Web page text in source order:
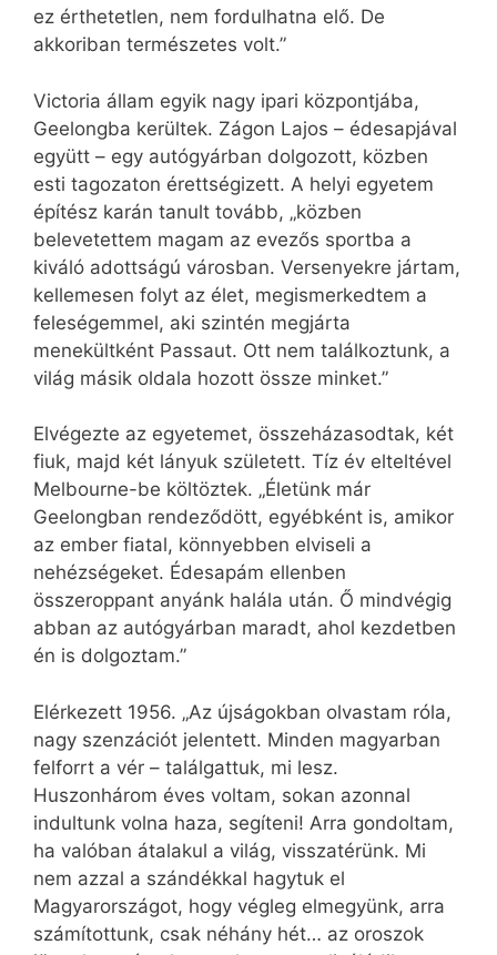
ez érthetetlen, nem fordulhatna elő. De
akkoriban természetes volt.”
Victoria állam egyik nagy ipari központjába,
Geelongba kerültek. Zágon Lajos – édesapjával
együtt – egy autógyárban dolgozott, közben
esti tagozaton érettségizett. A helyi egyetem
építész karán tanult tovább, „közben
belevetettem magam az evezős sportba a
kiváló adottságú városban. Versenyekre jártam,
kellemesen folyt az élet, megismerkedtem a
feleségemmel, aki szintén megjárta
menekültként Passaut. Ott nem találkoztunk, a
világ másik oldala hozott össze minket.”
Elvégezte az egyetemet, összeházasodtak, két
fiuk, majd két lányuk született. Tíz év elteltével
Melbourne-be költöztek. „Életünk már
Geelongban rendeződött, egyébként is, amikor
az ember fiatal, könnyebben elviseli a
nehézségeket. Édesapám ellenben
összeroppant anyánk halála után. Ő mindvégig
abban az autógyárban maradt, ahol kezdetben
én is dolgoztam.”
Elérkezett 1956. „Az újságokban olvastam róla,
nagy szenzációt jelentett. Minden magyarban
felforrt a vér – találgattuk, mi lesz.
Huszonhárom éves voltam, sokan azonnal
indultunk volna haza, segíteni! Arra gondoltam,
ha valóban átalakul a világ, visszatérünk. Mi
nem azzal a szándékkal hagytuk el
Magyarországot, hogy végleg elmegyünk, arra
számítottunk, csak néhány hét… az oroszok